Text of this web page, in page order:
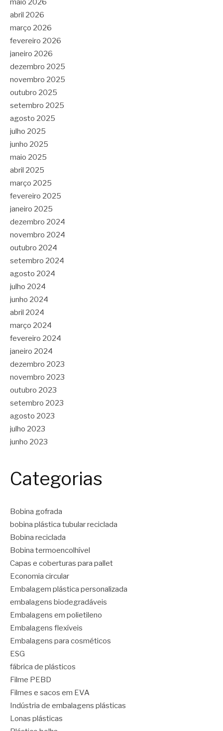
maio 2026
abril 2026
março 2026
fevereiro 2026
janeiro 2026
dezembro 2025
novembro 2025
outubro 2025
setembro 2025
agosto 2025
julho 2025
junho 2025
maio 2025
abril 2025
março 2025
fevereiro 2025
janeiro 2025
dezembro 2024
novembro 2024
outubro 2024
setembro 2024
agosto 2024
julho 2024
junho 2024
abril 2024
março 2024
fevereiro 2024
janeiro 2024
dezembro 2023
novembro 2023
outubro 2023
setembro 2023
agosto 2023
julho 2023
junho 2023
Categorias
Bobina gofrada
bobina plástica tubular reciclada
Bobina reciclada
Bobina termoencolhível
Capas e coberturas para pallet
Economia circular
Embalagem plástica personalizada
embalagens biodegradáveis
Embalagens em polietileno
Embalagens flexíveis
Embalagens para cosméticos
ESG
fábrica de plásticos
Filme PEBD
Filmes e sacos em EVA
Indústria de embalagens plásticas
Lonas plásticas